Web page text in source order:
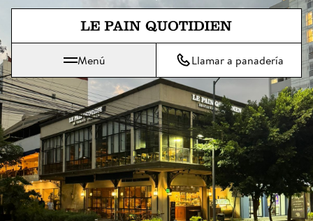
Ir directamente al contenido
Le Pain Quotidien significa: El pan de cada día
Menú Llamar a panadería